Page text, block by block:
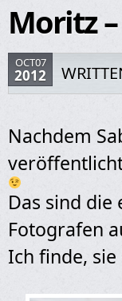
Moritz
OCT07
2012
Nachdem
Das sind
Fotografen
Ich finde,